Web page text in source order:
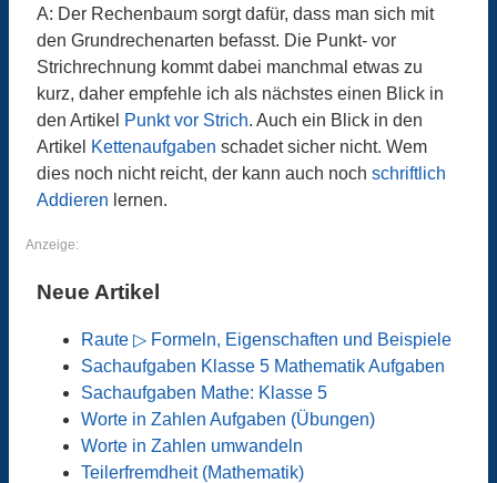
A: Der Rechenbaum sorgt dafür, dass man sich mit
den Grundrechenarten befasst. Die Punkt- vor
Strichrechnung kommt dabei manchmal etwas zu
kurz, daher empfehle ich als nächstes einen Blick in
den Artikel Punkt vor Strich. Auch ein Blick in den
Artikel Kettenaufgaben schadet sicher nicht. Wem
dies noch nicht reicht, der kann auch noch schriftlich
Addieren lernen.
Anzeige:
Neue Artikel
Raute ▷ Formeln, Eigenschaften und Beispiele
Sachaufgaben Klasse 5 Mathematik Aufgaben
Sachaufgaben Mathe: Klasse 5
Worte in Zahlen Aufgaben (Übungen)
Worte in Zahlen umwandeln
Teilerfremdheit (Mathematik)